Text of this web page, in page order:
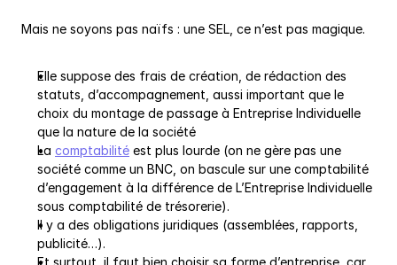
Mais ne soyons pas naïfs : une SEL, ce n’est pas magique.
Elle suppose des frais de création, de rédaction des
statuts, d’accompagnement, aussi important que le
choix du montage de passage à Entreprise Individuelle
que la nature de la société
La comptabilité est plus lourde (on ne gère pas une
société comme un BNC, on bascule sur une comptabilité
d’engagement à la différence de L’Entreprise Individuelle
sous comptabilité de trésorerie).
Il y a des obligations juridiques (assemblées, rapports,
publicité…).